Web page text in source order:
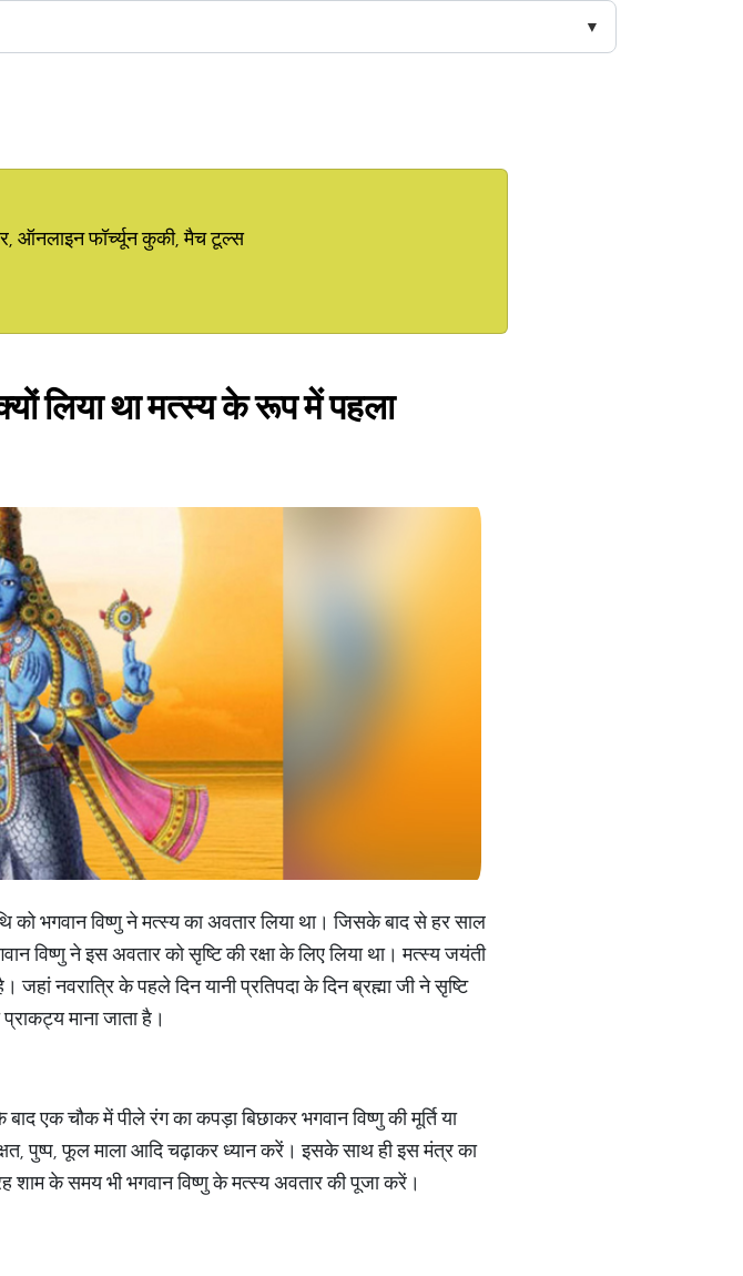
ऑनलाइन फॉर्च्यून कुकी, मैच टूल्स
लिया था मत्स्य के रूप में पहला
को भगवान विष्णु ने मत्स्य का अवतार लिया था। जिसके बाद से हर साल
विष्णु ने इस अवतार को सृष्टि की रक्षा के लिए लिया था। मत्स्य जयंती
नवरात्रि के पहले दिन यानी प्रतिपदा के दिन ब्रह्मा जी ने सृष्टि
माना जाता है।
चौक में पीले रंग का कपड़ा बिछाकर भगवान विष्णु की मूर्ति या
पुष्प, फूल माला आदि चढ़ाकर ध्यान करें। इसके साथ ही इस मंत्र का
के समय भी भगवान विष्णु के मत्स्य अवतार की पूजा करें।